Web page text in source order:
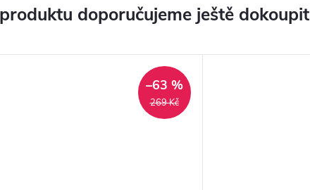
doporučujeme ještě dokoupit
269 Kč
–63 %